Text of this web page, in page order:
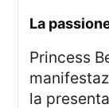
la
Princess Beatrice ha partecipato a varie
la